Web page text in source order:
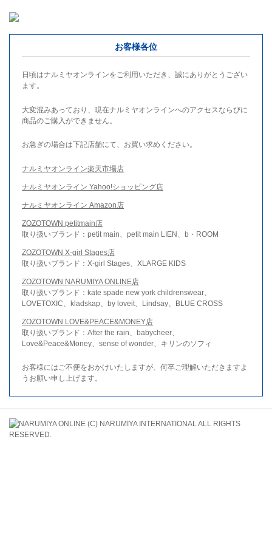
お客様各位
日頃はナルミヤオンラインをご利用いただき、誠にありがとうござい
ます。
大変混みあっており、現在ナルミヤオンラインへのアクセスならびに
商品のご購入ができません。
お急ぎの場合は下記店舗にて、お買い求めください。
ナルミヤオンライン楽天市場店
ナルミヤオンライン Yahoo!ショッピング店
ナルミヤオンライン Amazon店
ZOZOTOWN petitmain店
取り扱いブランド：petit main、petit main LIEN、b・ROOM
ZOZOTOWN X-girl Stages店
取り扱いブランド：X-girl Stages、XLARGE KIDS
ZOZOTOWN NARUMIYA ONLINE店
取り扱いブランド：kate spade new york childrenswear、
LOVETOXIC、kladskap、by loveit、Lindsay、BLUE CROSS
ZOZOTOWN LOVE&PEACE&MONEY店
取り扱いブランド：After the rain、babycheer、
Love&Peace&Money、sense of wonder、キリンのソフィ
お客様にはご不便をおかけいたしますが、何卒ご理解いただきますよ
うお願い申し上げます。